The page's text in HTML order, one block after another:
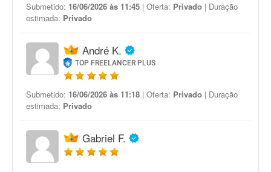
Submetido: 16/06/2026 às 11:45 | Oferta: Privado | Duração
estimada: Privado
André K.
TOP FREELANCER PLUS
Submetido: 16/06/2026 às 11:18 | Oferta: Privado | Duração
estimada: Privado
Gabriel F.